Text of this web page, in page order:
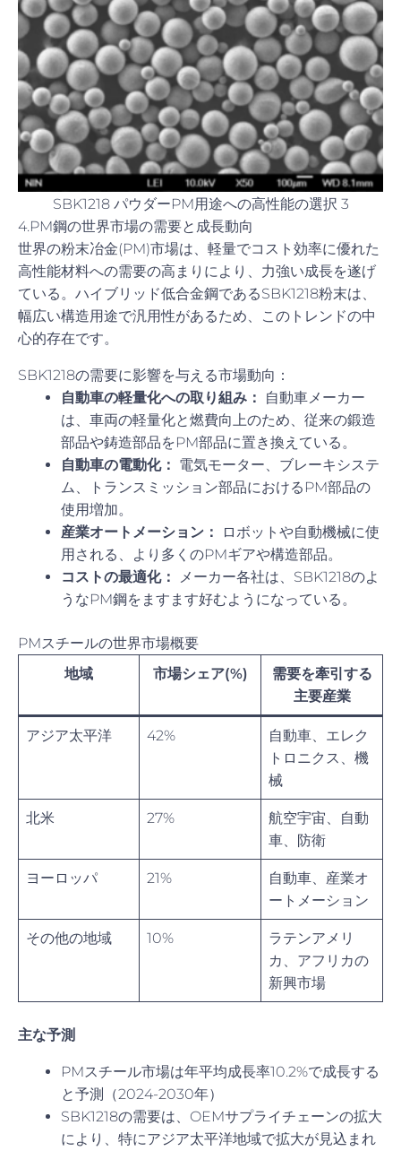
SBK1218 パウダーPM用途への高性能の選択 3
4.PM鋼の世界市場の需要と成長動向
世界の粉末冶金(PM)市場は、軽量でコスト効率に優れた
高性能材料への需要の高まりにより、力強い成長を遂げ
ている。ハイブリッド低合金鋼であるSBK1218粉末は、
幅広い構造用途で汎用性があるため、このトレンドの中
心的存在です。
SBK1218の需要に影響を与える市場動向：
自動車の軽量化への取り組み：
自動車メーカー
は、車両の軽量化と燃費向上のため、従来の鍛造
部品や鋳造部品をPM部品に置き換えている。
自動車の電動化： 電気モーター、ブレーキシステ
ム、トランスミッション部品におけるPM部品の
使用増加。
産業オートメーション：
ロボットや自動機械に使
用される、より多くのPMギアや構造部品。
コストの最適化：
メーカー各社は、SBK1218のよ
うなPM鋼をますます好むようになっている。
PMスチールの世界市場概要
地域
市場シェア(%)
需要を牽引する
主要産業
アジア太平洋 42%
自動車、エレク
トロニクス、機
械
北米 27%
航空宇宙、自動
車、防衛
ヨーロッパ 21%
自動車、産業オ
ートメーション
その他の地域 10%
ラテンアメリ
カ、アフリカの
新興市場
主な予測
PMスチール市場は年平均成長率10.2%で成長する
と予測（2024-2030年）
SBK1218の需要は、OEMサプライチェーンの拡大
により、特にアジア太平洋地域で拡大が見込まれ